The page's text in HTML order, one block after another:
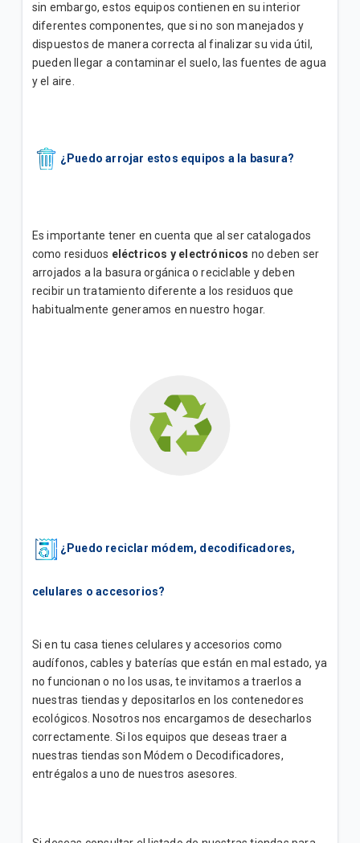
sin embargo, estos equipos contienen en su interior
diferentes componentes, que si no son manejados y
dispuestos de manera correcta al finalizar su vida útil,
pueden llegar a contaminar el suelo, las fuentes de agua
y el aire.
¿Puedo arrojar estos equipos a la basura?
Es importante tener en cuenta que al ser catalogados
como residuos eléctricos y electrónicos no deben ser
arrojados a la basura orgánica o reciclable y deben
recibir un tratamiento diferente a los residuos que
habitualmente generamos en nuestro hogar.
¿Puedo reciclar módem, decodificadores,
celulares o accesorios?
Si en tu casa tienes celulares y accesorios como
audífonos, cables y baterías que están en mal estado, ya
no funcionan o no los usas, te invitamos a traerlos a
nuestras tiendas y depositarlos en los contenedores
ecológicos. Nosotros nos encargamos de desecharlos
correctamente. Si los equipos que deseas traer a
nuestras tiendas son Módem o Decodificadores,
entrégalos a uno de nuestros asesores.